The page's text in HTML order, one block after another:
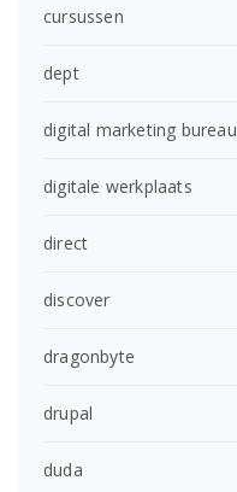
cursussen
dept
digital marketing bureau
digitale werkplaats
direct
discover
dragonbyte
drupal
duda